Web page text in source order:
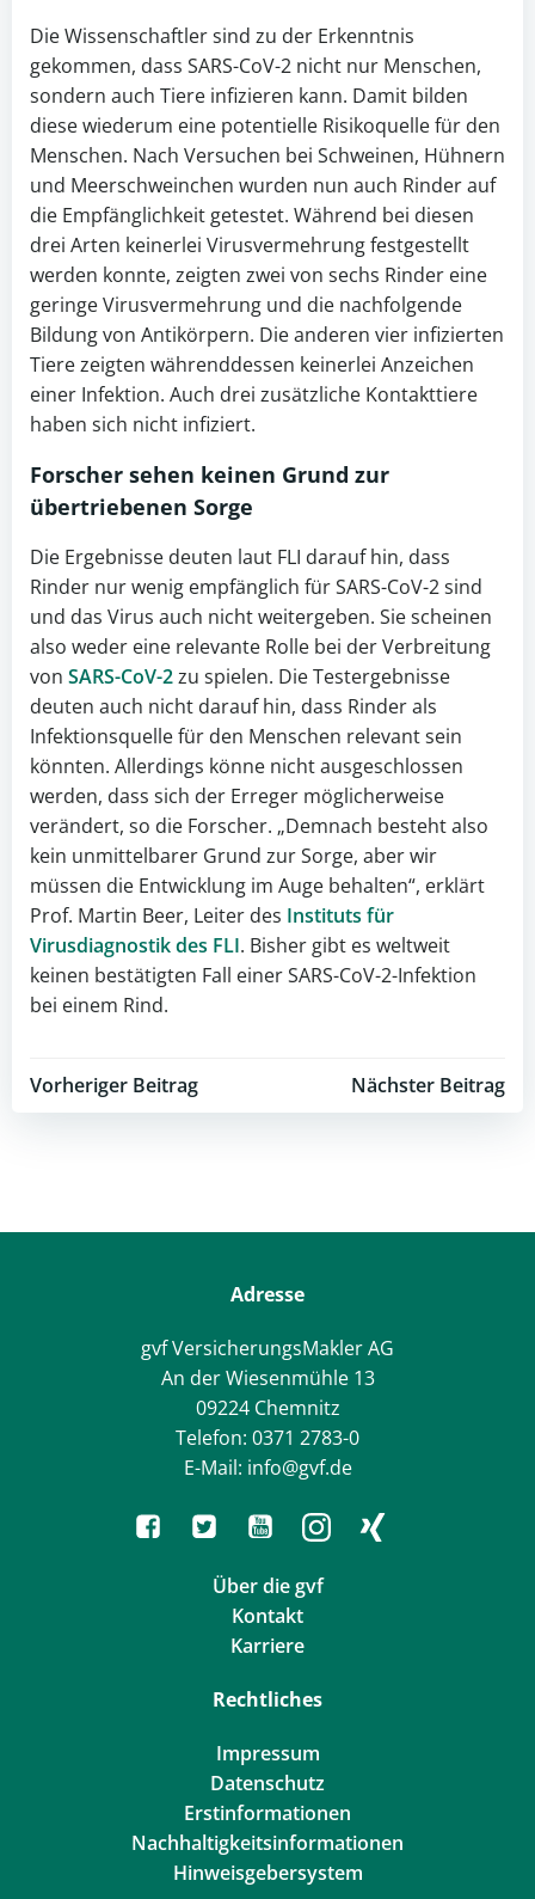
Die Wissenschaftler sind zu der Erkenntnis
gekommen, dass SARS-CoV-2 nicht nur Menschen,
sondern auch Tiere infizieren kann. Damit bilden
diese wiederum eine potentielle Risikoquelle für den
Menschen. Nach Versuchen bei Schweinen, Hühnern
und Meerschweinchen wurden nun auch Rinder auf
die Empfänglichkeit getestet. Während bei diesen
drei Arten keinerlei Virusvermehrung festgestellt
werden konnte, zeigten zwei von sechs Rinder eine
geringe Virusvermehrung und die nachfolgende
Bildung von Antikörpern. Die anderen vier infizierten
Tiere zeigten währenddessen keinerlei Anzeichen
einer Infektion. Auch drei zusätzliche Kontakttiere
haben sich nicht infiziert.
Forscher sehen keinen Grund zur
übertriebenen Sorge
Die Ergebnisse deuten laut FLI darauf hin, dass
Rinder nur wenig empfänglich für SARS-CoV-2 sind
und das Virus auch nicht weitergeben. Sie scheinen
also weder eine relevante Rolle bei der Verbreitung
von SARS-CoV-2zu spielen. Die Testergebnisse
deuten auch nicht darauf hin, dass Rinder als
Infektionsquelle für den Menschen relevant sein
könnten. Allerdings könne nicht ausgeschlossen
werden, dass sich der Erreger möglicherweise
verändert, so die Forscher. „Demnach besteht also
kein unmittelbarer Grund zur Sorge, aber wir
müssen die Entwicklung im Auge behalten“, erklärt
Prof. Martin Beer, Leiter des Instituts für
Virusdiagnostik des FLI. Bisher gibt es weltweit
keinen bestätigten Fall einer SARS-CoV-2-Infektion
bei einem Rind.
Post
Vorheriger Beitrag
PostNächster Beitrag
Adresse
gvf VersicherungsMakler AG
An der Wiesenmühle 13
09224 Chemnitz
Telefon: 0371 2783-0
E-Mail: info@gvf.de
Über die gvf
Kontakt
Karriere
Rechtliches
Impressum
Datenschutz
Erstinformationen
Nachhaltigkeitsinformationen
Hinweisgebersystem